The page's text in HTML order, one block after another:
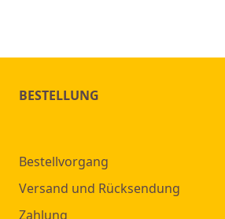
BESTELLUNG
Bestellvorgang
Versand und Rücksendung
Zahlung